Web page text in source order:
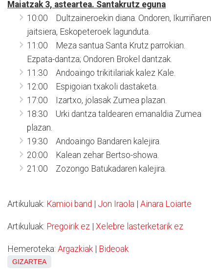
Maiatzak 3, asteartea. Santakrutz eguna
10:00 Dultzaineroekin diana. Ondoren, Ikurriñaren
jaitsiera, Eskopeteroek lagunduta.
11:00 Meza santua Santa Krutz parrokian.
Ezpata-dantza; Ondoren Brokel dantzak.
11:30 Andoaingo trikitilariak kalez Kale.
12:00 Espigoian txakoli dastaketa.
17:00 Izartxo, jolasak Zumea plazan.
18:30 Urki dantza taldearen emanaldia Zumea
plazan.
19:30 Andoaingo Bandaren kalejira.
20:00 Kalean zehar Bertso-showa.
21:00 Zozongo Batukadaren kalejira.
Artikuluak: Kamioi band Jon Iraola Ainara Loiarte
Artikuluak: Pregoirik ez Xelebre lasterketarik ez
Hemeroteka: Argazkiak | Bideoak
GIZARTEA